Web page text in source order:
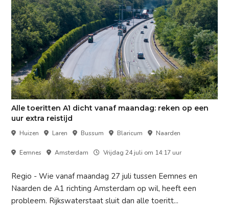
Alle toeritten A1 dicht vanaf maandag: reken op een
uur extra reistijd
Huizen Laren Bussum Blaricum Naarden
Eemnes Amsterdam Vrijdag 24 juli om 14:17 uur
Regio - Wie vanaf maandag 27 juli tussen Eemnes en
Naarden de A1 richting Amsterdam op wil, heeft een
probleem. Rijkswaterstaat sluit dan alle toeritt...